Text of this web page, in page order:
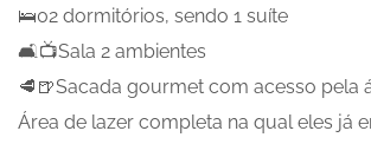
🛌02 dormitórios, sendo 1 suíte
🛋️📺Sala 2 ambientes
🥩🍺Sacada gourmet com acesso pela
Área de lazer completa na qual eles já